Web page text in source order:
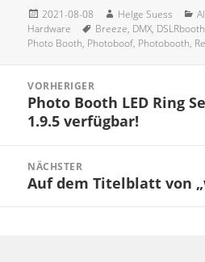
Veröffentlicht
am
2021-08-08 Autor
Helge Suess
Hardware
Schlagwörter
Breeze, DMX, DSLRbooth
Photo Booth, Photoboof, Photobooth,
VORHERIGER
Vorheriger
Beitrag:
Photo Booth LED Ring
1.9.5 verfügbar!
NÄCHSTER
Nächster
Auf dem Titelblatt von